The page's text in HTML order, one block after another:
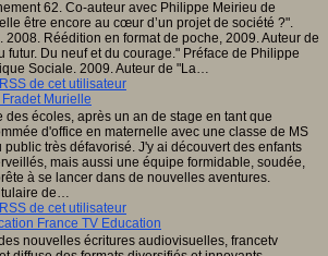
62. Co-auteur avec Philippe Meirieu de
être encore au cœur d’un projet de société ?".
2008. Réédition en format de poche, 2009. Auteur de
futur. Du neuf et du courage." Préface de Philippe
Sociale. 2009. Auteur de "La…
de cet utilisateur
Fradet Murielle
des écoles, après un an de stage en tant que
d'office en maternelle avec une classe de MS
très défavorisé. J'y ai découvert des enfants
mais aussi une équipe formidable, soudée,
à se lancer dans de nouvelles aventures.
de…
de cet utilisateur
France TV Education
nouvelles écritures audiovisuelles, francetv